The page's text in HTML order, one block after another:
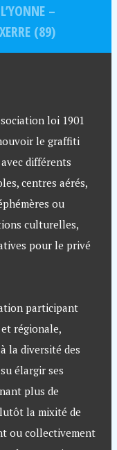
–
(89)
loi 1901
le graffiti
différents
centres aérés,
ou
culturelles,
pour le privé
participant
régionale,
la diversité des
élargir ses
plus de
la mixité de
ou collectivement